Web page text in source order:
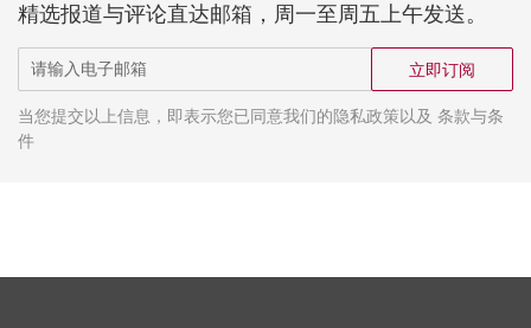
精选报道与评论直达邮箱，周一至周五上午发送。
立即订阅
当您提交以上信息，即表示您已同意我们的隐私政策以及 条款与条
件